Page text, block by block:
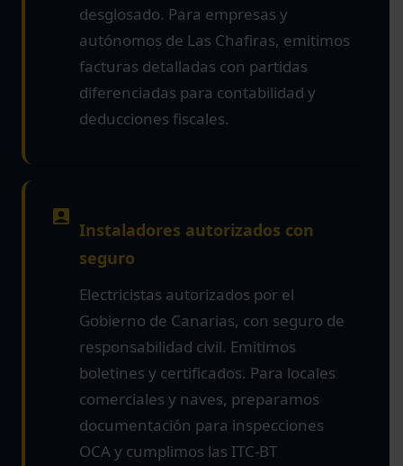
desglosado. Para empresas y
autónomos de Las Chafiras, emitimos
facturas detalladas con partidas
diferenciadas para contabilidad y
deducciones fiscales.
Instaladores autorizados con
seguro
Electricistas autorizados por el
Gobierno de Canarias, con seguro de
responsabilidad civil. Emitimos
boletines y certificados. Para locales
comerciales y naves, preparamos
documentación para inspecciones
OCA y cumplimos las ITC-BT